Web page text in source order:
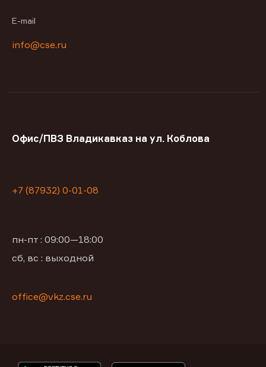
E-mail
info@cse.ru
Офис/ПВЗ Владикавказ на ул. Коблова
+7 (87932) 0-01-08
пн-пт : 09:00—18:00
сб, вс : выходной
office@vkz.cse.ru